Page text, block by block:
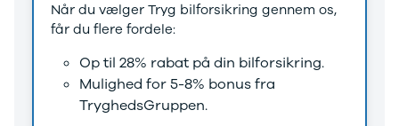
Når du vælger Tryg bilforsikring gennem os,
får du flere fordele:
Op til 28% rabat på din bilforsikring.
Mulighed for 5-8% bonus fra
TryghedsGruppen.